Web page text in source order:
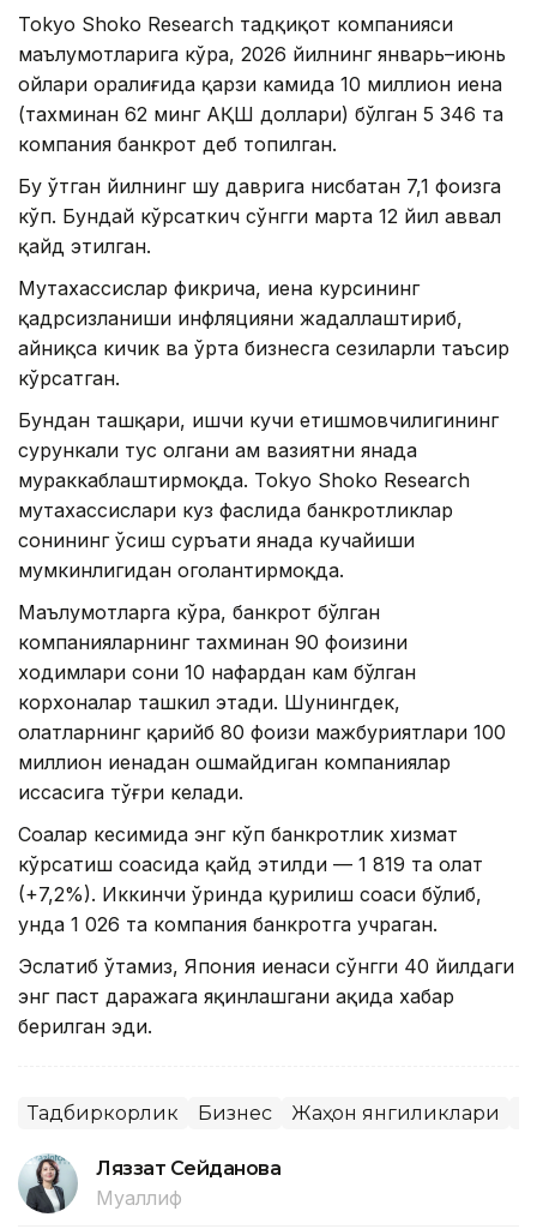
Tokyo Shoko Research тадқиқот компанияси
маълумотларига кўра, 2026 йилнинг январь–июнь
ойлари оралиғида қарзи камида 10 миллион иена
(тахминан 62 минг АҚШ доллари) бўлган 5 346 та
компания банкрот деб топилган.
Бу ўтган йилнинг шу даврига нисбатан 7,1 фоизга
кўп. Бундай кўрсаткич сўнгги марта 12 йил аввал
қайд этилган.
Мутахассислар фикрича, иена курсининг
қадрсизланиши инфляцияни жадаллаштириб,
айниқса кичик ва ўрта бизнесга сезиларли таъсир
кўрсатган.
Бундан ташқари, ишчи кучи етишмовчилигининг
сурункали тус олгани ҳам вазиятни янада
мураккаблаштирмоқда. Tokyo Shoko Research
мутахассислари куз фаслида банкротликлар
сонининг ўсиш суръати янада кучайиши
мумкинлигидан огоҳлантирмоқда.
Маълумотларга кўра, банкрот бўлган
компанияларнинг тахминан 90 фоизини
ходимлари сони 10 нафардан кам бўлган
корхоналар ташкил этади. Шунингдек,
ҳолатларнинг қарийб 80 фоизи мажбуриятлари 100
миллион иенадан ошмайдиган компаниялар
ҳиссасига тўғри келади.
Соҳалар кесимида энг кўп банкротлик хизмат
кўрсатиш соҳасида қайд этилди — 1 819 та ҳолат
(+7,2%). Иккинчи ўринда қурилиш соҳаси бўлиб,
унда 1 026 та компания банкротга учраган.
Эслатиб ўтамиз, Япония иенаси сўнгги 40 йилдаги
энг паст даражага яқинлашгани ҳақида хабар
берилган эди.
Тадбиркорлик Бизнес Жаҳон янгиликлари
Ляззат Сейданова
Муаллиф